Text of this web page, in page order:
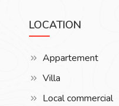
LOCATION
Appartement
Villa
Local commercial